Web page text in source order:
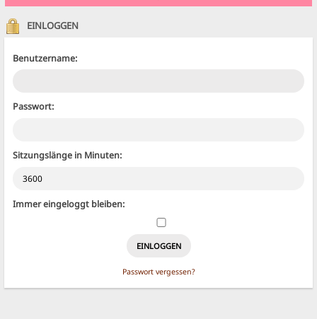
EINLOGGEN
Benutzername:
Passwort:
Sitzungslänge in Minuten:
Immer eingeloggt bleiben:
Passwort vergessen?